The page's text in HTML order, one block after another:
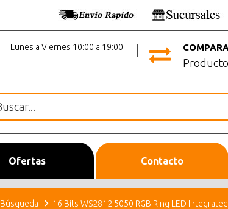
Lunes a Viernes 10:00 a 19:00
Ofertas Contacto
Búsqueda 16 Bits WS2812 5050 RGB Ring LED